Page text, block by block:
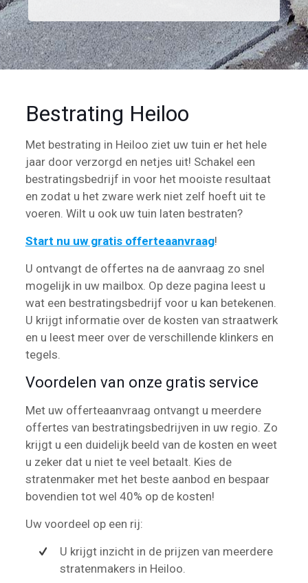
Bestrating Heiloo
Met bestrating in Heiloo ziet uw tuin er het hele
jaar door verzorgd en netjes uit! Schakel een
bestratingsbedrijf in voor het mooiste resultaat
en zodat u het zware werk niet zelf hoeft uit te
voeren. Wilt u ook uw tuin laten bestraten?
Start nu uw gratis offerteaanvraag!
U ontvangt de offertes na de aanvraag zo snel
mogelijk in uw mailbox. Op deze pagina leest u
wat een bestratingsbedrijf voor u kan betekenen.
U krijgt informatie over de kosten van straatwerk
en u leest meer over de verschillende klinkers en
tegels.
Voordelen van onze gratis service
Met uw offerteaanvraag ontvangt u meerdere
offertes van bestratingsbedrijven in uw regio. Zo
krijgt u een duidelijk beeld van de kosten en weet
u zeker dat u niet te veel betaalt. Kies de
stratenmaker met het beste aanbod en bespaar
bovendien tot wel 40% op de kosten!
Uw voordeel op een rij:
U krijgt inzicht in de prijzen van meerdere
stratenmakers in Heiloo.